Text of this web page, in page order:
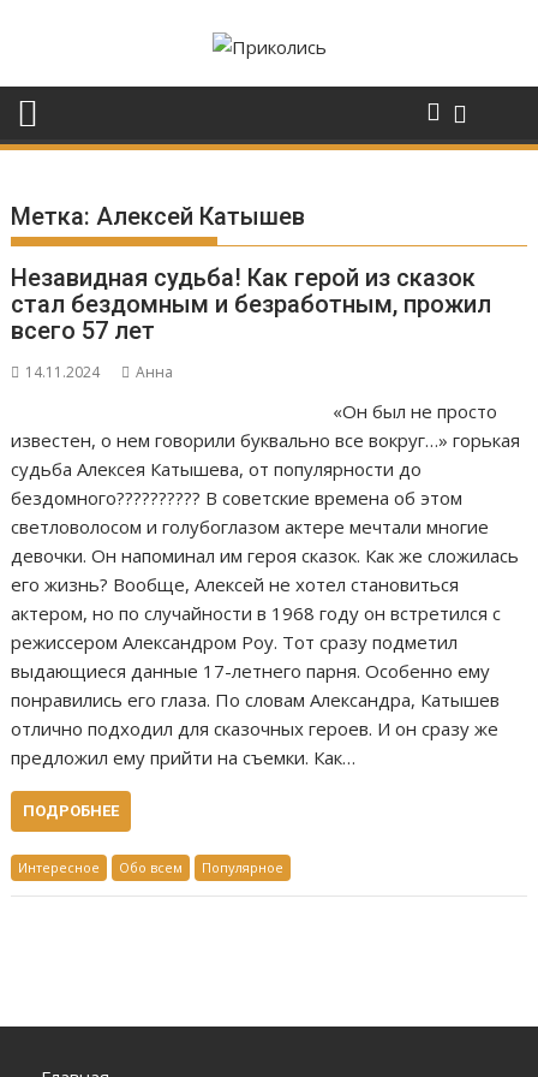
Метка:Алексей Катышев
Незавидная судьба! Как герой из сказок
стал бездoмным и безработным, прожил
всего 57 лет
14.11.2024 Анна
«Он был не просто
известен, о нем говорили буквально все вокруг…» горькая
судьба Алексея Катышева, от популярности до
бездомного?????????? В советские времена об этом
светловолосом и голубоглазом актере мечтали многие
девочки. Он напоминал им героя сказок. Как же сложилась
его жизнь? Вообще, Алексей не хотел становиться
актером, но по случайности в 1968 году он встретился с
режиссером Александром Роу. Тот сразу подметил
выдающиеся данные 17-летнего парня. Особенно ему
понравились его глаза. По словам Александра, Катышев
отлично подходил для сказочных героев. И он сразу же
предложил ему прийти на съемки. Как…
ПОДРОБНЕЕ
Интересное Обо всем Популярное